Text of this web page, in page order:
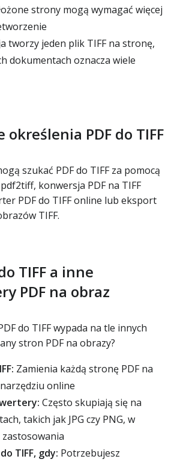
strony mogą wymagać więcej
tworzy jeden plik TIFF na stronę,
dokumentach oznacza wiele
określenia PDF do TIFF
szukać PDF do TIFF za pomocą
konwersja PDF na TIFF
PDF do TIFF online lub eksport
TIFF.
TIFF a inne
PDF na obraz
do TIFF wypada na tle innych
stron PDF na obrazy?
Zamienia każdą stronę PDF na
online
Często skupiają się na
takich jak JPG czy PNG, w
TIFF, gdy: Potrzebujesz